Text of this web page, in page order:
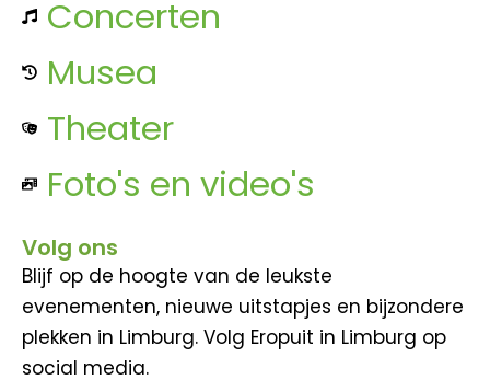
Concerten
Musea
Theater
Foto's en video's
Volg ons
Blijf op de hoogte van de leukste
evenementen, nieuwe uitstapjes en bijzondere
plekken in Limburg. Volg Eropuit in Limburg op
social media.